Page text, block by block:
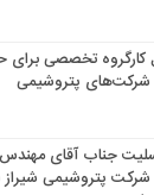
کارگروه تخصصی برای
شرکت‌های پتروشیمی
جناب آقای مهندس
پتروشیمی شیراز